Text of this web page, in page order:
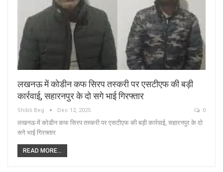
लखनऊ में कोडीन कफ सिरप तस्करी पर एसटीएफ की बड़ी
कार्रवाई, सहारनपुर के दो सगे भाई गिरफ्तार
Shibli Beg Dec 12, 2025 0
लखनऊ में कोडीन कफ सिरप तस्करी पर एसटीएफ की बड़ी कार्रवाई, सहारनपुर के दो
सगे भाई गिरफ्तार
READ MORE...